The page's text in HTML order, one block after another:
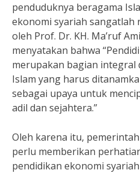
penduduknya beragama
ekonomi syariah sangatlah
oleh Prof. Dr. KH. Ma’ruf
menyatakan bahwa
merupakan bagian integral
Islam yang harus
sebagai upaya untuk
adil dan sejahtera.”
Oleh karena itu,
perlu memberikan
pendidikan ekonomi